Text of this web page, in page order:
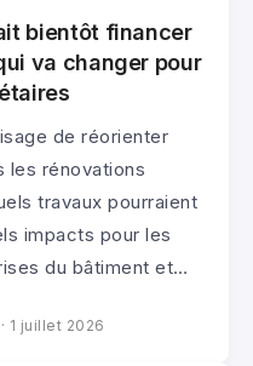
bientôt financer
va changer pour
de réorienter
les rénovations
travaux pourraient
impacts pour les
du bâtiment et…
· 1 juillet 2026